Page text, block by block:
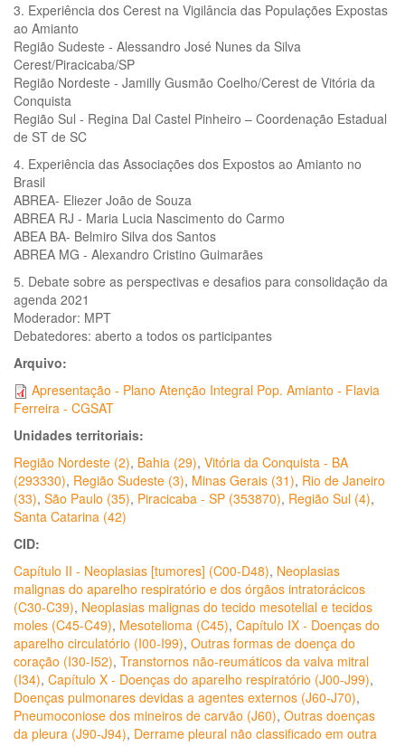
3. Experiência dos Cerest na Vigilância das Populações Expostas
ao Amianto
Região Sudeste - Alessandro José Nunes da Silva
Cerest/Piracicaba/SP
Região Nordeste - Jamilly Gusmão Coelho/Cerest de Vitória da
Conquista
Região Sul - Regina Dal Castel Pinheiro – Coordenação Estadual
de ST de SC
4. Experiência das Associações dos Expostos ao Amianto no
Brasil
ABREA- Eliezer João de Souza
ABREA RJ - Maria Lucia Nascimento do Carmo
ABEA BA- Belmiro Silva dos Santos
ABREA MG - Alexandro Cristino Guimarães
5. Debate sobre as perspectivas e desafios para consolidação da
agenda 2021
Moderador: MPT
Debatedores: aberto a todos os participantes
Arquivo:
Apresentação - Plano Atenção Integral Pop. Amianto - Flavia
Ferreira - CGSAT
Unidades territoriais:
Região Nordeste (2), Bahia (29), Vitória da Conquista - BA
(293330), Região Sudeste (3), Minas Gerais (31), Rio de Janeiro
(33), São Paulo (35), Piracicaba - SP (353870), Região Sul (4),
Santa Catarina (42)
CID:
Capítulo II - Neoplasias [tumores] (C00-D48), Neoplasias
malignas do aparelho respiratório e dos órgãos intratorácicos
(C30-C39), Neoplasias malignas do tecido mesotelial e tecidos
moles (C45-C49), Mesotelioma (C45), Capítulo IX - Doenças do
aparelho circulatório (I00-I99), Outras formas de doença do
coração (I30-I52), Transtornos não-reumáticos da valva mitral
(I34), Capítulo X - Doenças do aparelho respiratório (J00-J99),
Doenças pulmonares devidas a agentes externos (J60-J70),
Pneumoconiose dos mineiros de carvão (J60), Outras doenças
da pleura (J90-J94), Derrame pleural não classificado em outra